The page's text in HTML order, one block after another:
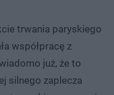
trwania paryskiego
współpracę z
już, że to
silnego zaplecza